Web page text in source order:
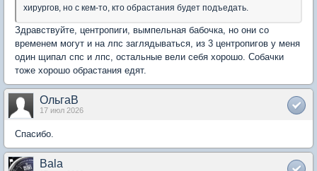
хирургов, но с кем-то, кто обрастания будет подъедать.
Здравствуйте, центропиги, вымпельная бабочка, но они со
временем могут и на лпс заглядываться, из 3 центропигов у меня
один щипал спс и лпс, остальные вели себя хорошо. Собачки
тоже хорошо обрастания едят.
ОльгаВ
17 июл 2026
Спасибо.
Bala